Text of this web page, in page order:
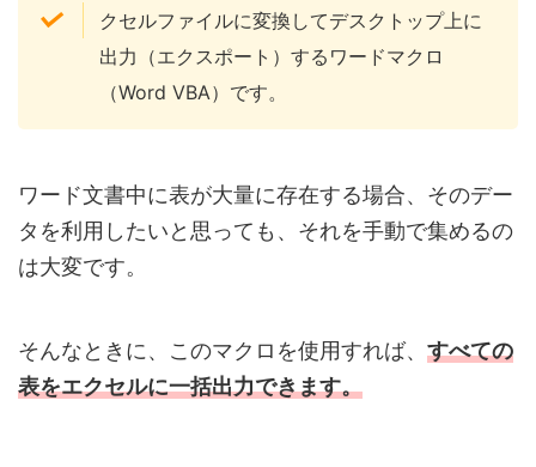
クセルファイルに変換してデスクトップ上に
出力（エクスポート）するワードマクロ
（Word VBA）です。
ワード文書中に表が大量に存在する場合、そのデー
タを利用したいと思っても、それを手動で集めるの
は大変です。
そんなときに、このマクロを使用すれば、 すべての
表をエクセルに一括出力できます。